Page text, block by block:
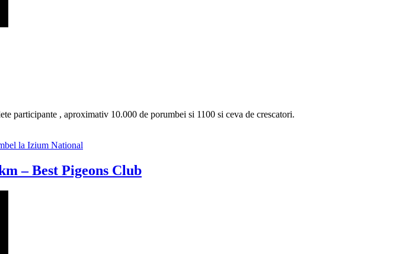
participante , aproximativ 10.000 de porumbei si 1100 si ceva de crescatori.
la Izium National
– Best Pigeons Club